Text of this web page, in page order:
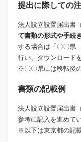
提出に際しての
法人設立設置届出書
て書類の形式や手続
する場合は「〇〇県
行い、ダウンロード
※〇〇県には移転後
書類の記載例
法人設立設置届出書
参考に記入を進めて
※以下は東京都の記